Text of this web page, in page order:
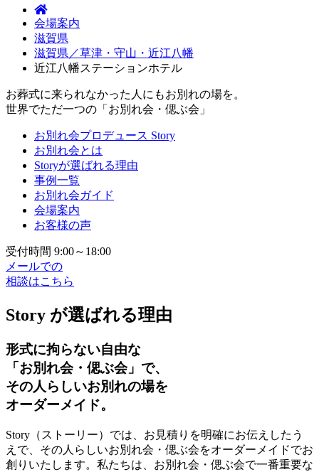
会場案内
滋賀県
滋賀県／草津・守山・近江八幡
近江八幡ステーションホテル
お葬式に来られなかった人にもお別れの場を。
世界でただ一つの「お別れ会・偲ぶ会」
お別れ会プロデュース Story
お別れ会とは
Storyが選ばれる理由
事例一覧
お別れ会ガイド
会場案内
お客様の声
受付時間 9:00～18:00
メールでの
相談はこちら
Story が選ばれる理由
形式に拘らない自由な
「お別れ会・偲ぶ会」で、
その人らしいお別れの場を
オーダーメイド。
Story（ストーリー）では、お見積りを明確にお伝えしたう
えで、その人らしいお別れ会・偲ぶ会をオーダーメイドでお
創りいたします。私たちは、お別れ会・偲ぶ会で一番重要な